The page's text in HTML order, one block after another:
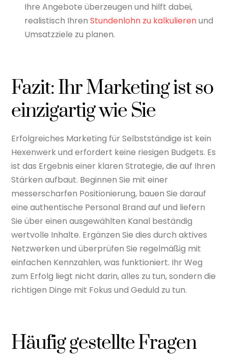
Ihre Angebote überzeugen und hilft dabei,
realistisch Ihren Stundenlohn zu kalkulierenund
Umsatzziele zu planen.
Fazit: Ihr Marketing ist so
einzigartig wie Sie
Erfolgreiches Marketing für Selbstständige ist kein
Hexenwerk und erfordert keine riesigen Budgets. Es
ist das Ergebnis einer klaren Strategie, die auf Ihren
Stärken aufbaut. Beginnen Sie mit einer
messerscharfen Positionierung, bauen Sie darauf
eine authentische Personal Brand auf und liefern
Sie über einen ausgewählten Kanal beständig
wertvolle Inhalte. Ergänzen Sie dies durch aktives
Netzwerken und überprüfen Sie regelmäßig mit
einfachen Kennzahlen, was funktioniert. Ihr Weg
zum Erfolg liegt nicht darin, alles zu tun, sondern die
richtigen Dinge mit Fokus und Geduld zu tun.
Häufig gestellte Fragen